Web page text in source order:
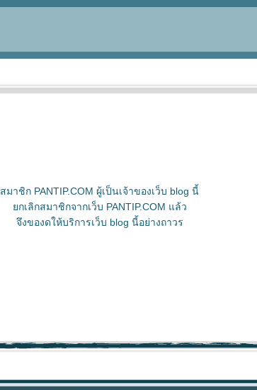
สมาชิก PANTIP.COM ผู้เป็นเจ้าของเว็บ blog นี้
ยกเลิกสมาชิกจากเว็บ PANTIP.COM แล้ว
จึงของดให้บริการเว็บ blog นี้อย่างถาวร